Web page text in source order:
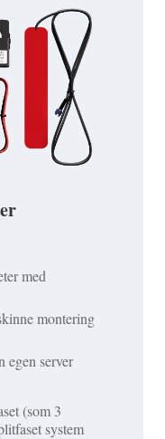
med
montering
server
(som 3
system